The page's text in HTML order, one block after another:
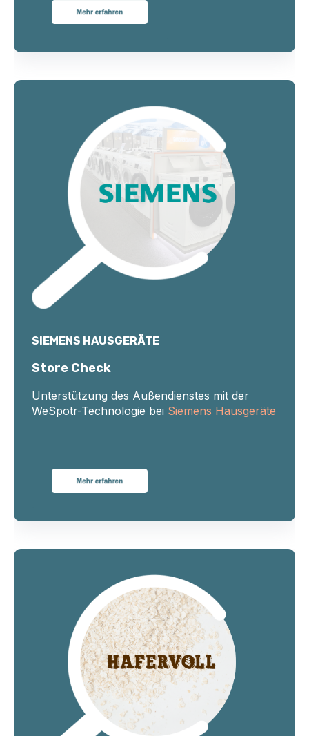
SIEMENS HAUSGERÄTE
Store Check
Unterstützung des Außendienstes mit der
WeSpotr-Technologie bei Siemens Hausgeräte